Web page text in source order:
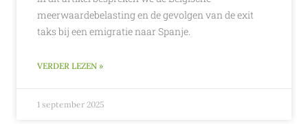
meerwaardebelasting en de gevolgen van de exit
taks bij een emigratie naar Spanje.
VERDER LEZEN »
1 september 2025